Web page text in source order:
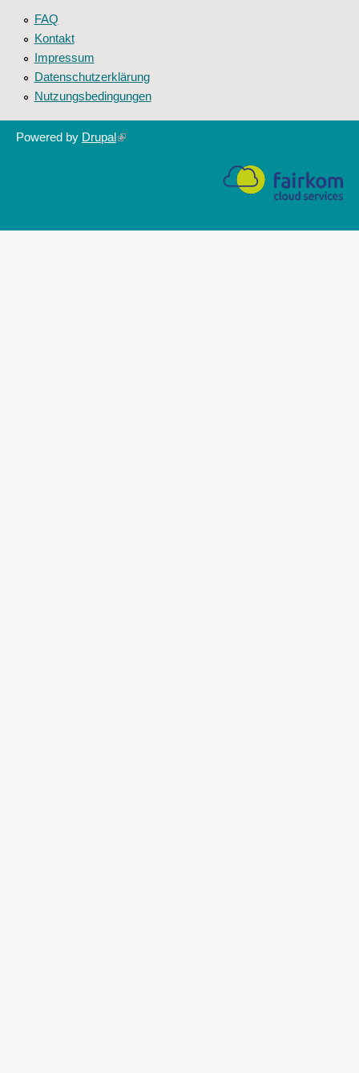
FAQ
Kontakt
Impressum
Datenschutzerklärung
Nutzungsbedingungen
Powered by Drupal(link